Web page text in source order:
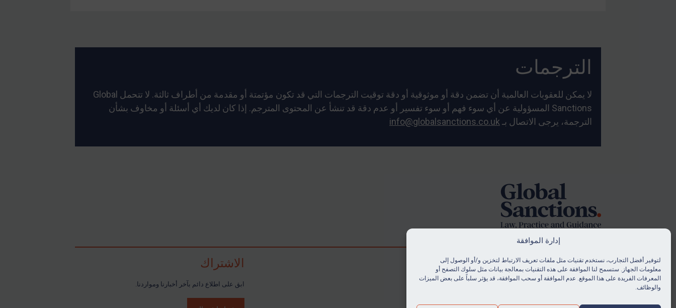
إدارة الموافقة
لتوفير أفضل التجارب، نستخدم تقنيات مثل ملفات تعريف الارتباط لتخزين و/أو الوصول إلى
معلومات الجهاز. ستسمح لنا الموافقة على هذه التقنيات بمعالجة بيانات مثل سلوك التصفح أو
المعرفات الفريدة على هذا الموقع. عدم الموافقة أو سحب الموافقة، قد يؤثر سلباً على بعض الميزات
والوظائف.
الترجمات
لا يمكن للعقوبات العالمية أن تضمن دقة أو موثوقية أو دقة توقيت الترجمات التي قد تكون مؤتمتة أو مقدمة من أطراف ثالثة. لا تتحمل Global
Sanctions المسؤولية عن أي سوء فهم أو سوء تفسير أو عدم دقة قد تنشأ عن المحتوى المترجم. إذا كان لديك أي أسئلة أو مخاوف بشأن
الترجمة، يرجى الاتصال بـ info@globalsanctions.co.uk
© Global Sanctions 2026. All rights reserved.
Website bySquare Eye Ltd
.
الاشتراك
ابق على اطلاع دائم بآخر أخبارنا ومواردنا.